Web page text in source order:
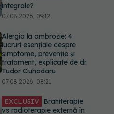
tratament, explicate de dr.
Tudor Ciuhodaru
EXCLUSIV Brahiterapie
vs radioterapie externă în
cancerul ginecologic. Dr.
Sorin Bogdan (SANADOR)
explică diferența și cum
06.08.2026, 22:49